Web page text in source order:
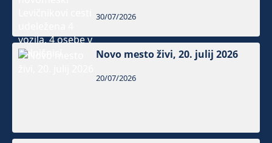
30/07/2026
Novo mesto živi, 20. julij 2026
20/07/2026